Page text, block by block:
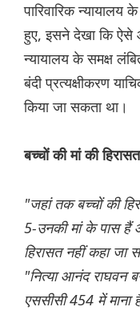
पारिवारिक
हुए, इसने देखा कि ऐसे
न्यायालय के समक्ष
बंदी प्रत्यक्षीकरण
किया जा सकता था।
बच्चों की मां की
"जहां तक बच्चों की
5-उनकी मां के पास हैं
हिरासत नहीं कहा जा
"नित्या आनंद राघवन
एससीसी 454 में माना